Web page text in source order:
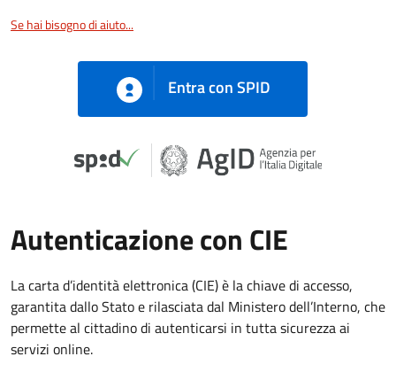
Se hai bisogno di aiuto...
Entra con SPID
Autenticazione con CIE
La carta d’identità elettronica (CIE) è la chiave di accesso,
garantita dallo Stato e rilasciata dal Ministero dell’Interno, che
permette al cittadino di autenticarsi in tutta sicurezza ai
servizi online.